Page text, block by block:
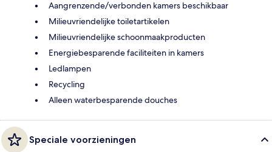
Aangrenzende/verbonden kamers beschikbaar
Milieuvriendelijke toiletartikelen
Milieuvriendelijke schoonmaakproducten
Energiebesparende faciliteiten in kamers
Ledlampen
Recycling
Alleen waterbesparende douches
Speciale voorzieningen